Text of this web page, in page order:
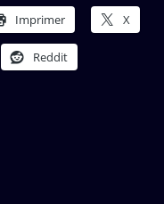
Imprimer X
Reddit